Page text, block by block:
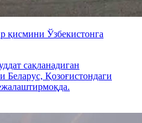
қисмини Ўзбекистонга
сақланадиган
Беларус, Қозоғистондаги